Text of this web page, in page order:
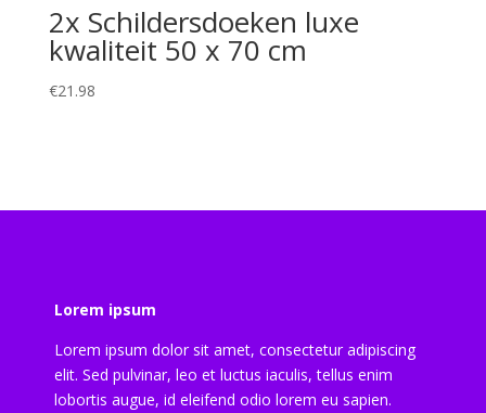
2x Schildersdoeken luxe
kwaliteit 50 x 70 cm
€21.98
Lorem ipsum
Lorem ipsum dolor sit amet, consectetur adipiscing
elit. Sed pulvinar, leo et luctus iaculis, tellus enim
lobortis augue, id eleifend odio lorem eu sapien.